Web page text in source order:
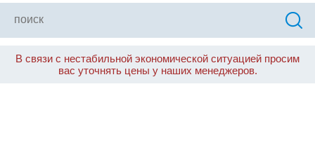
В связи с нестабильной экономической ситуацией просим
вас уточнять цены у наших менеджеров.